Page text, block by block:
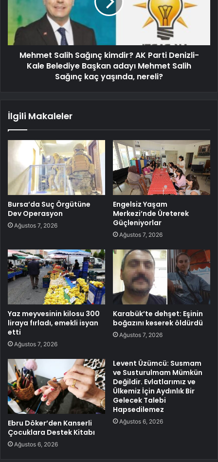
Mehmet Salih Sağınç kimdir? AK Parti Denizli-
Kale Belediye Başkan adayı Mehmet Salih
Sağınç kaç yaşında, nereli?
İlgili Makaleler
Bursa’da Suç Örgütüne
Dev Operasyon
Ağustos 7, 2026
Engelsiz Yaşam
Merkezi’nde Üreterek
Güçleniyorlar
Ağustos 7, 2026
Yaz meyvesinin kilosu 300
liraya fırladı, emekli isyan
etti
Ağustos 7, 2026
Karabük’te dehşet: Eşinin
boğazını keserek öldürdü
Ağustos 7, 2026
Ebru Döker’den Kanserli
Çocuklara Destek Kitabı
Ağustos 6, 2026
Levent Üzümcü: Susmam
ve Susturulmam Mümkün
Değildir. Evlatlarımız ve
Ülkemiz İçin Aydınlık Bir
Gelecek Talebi
Hapsedilemez
Ağustos 6, 2026